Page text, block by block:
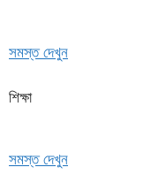
সমস্ত দেখুন
শিক্ষা
সমস্ত দেখুন